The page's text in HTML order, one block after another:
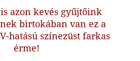
azon kevés gyűjtőink
birtokában van ez a
hatású színezüst farkas
érme!